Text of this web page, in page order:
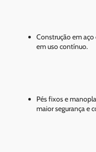
Construção em
em uso contínuo.
Pés fixos e
maior segurança e